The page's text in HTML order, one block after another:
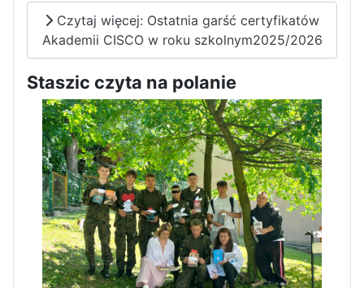
Czytaj więcej: Ostatnia garść certyfikatów
Akademii CISCO w roku szkolnym2025/2026
Staszic czyta na polanie